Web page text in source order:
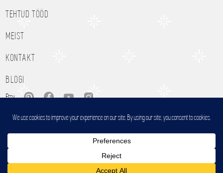
Etsy
TEHTUD TÖÖD
MEIST
KONTAKT
BLOGI
Stencilit OÜ
Kastani 42, Tartu 50410, Eesti
info@stencilit.com